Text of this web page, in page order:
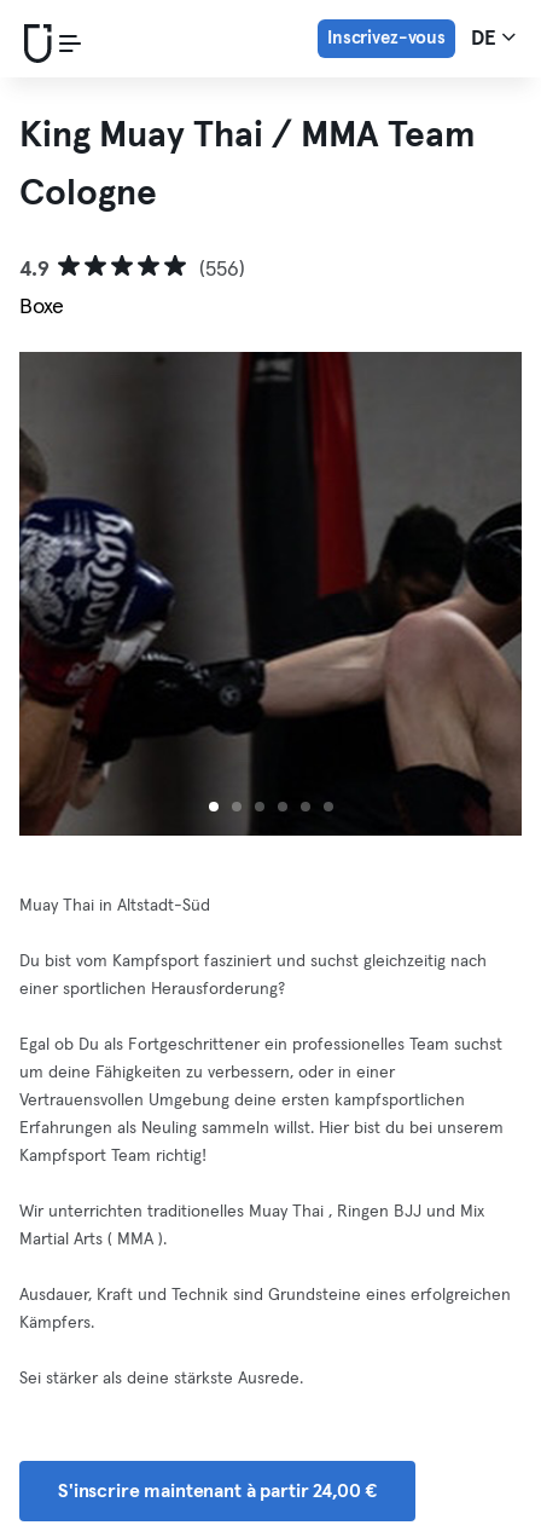
Inscrivez-vous DE
King Muay Thai / MMA Team
Cologne
4.9
(556)
Boxe
Muay Thai in Altstadt-Süd
Du bist vom Kampfsport fasziniert und suchst gleichzeitig nach
einer sportlichen Herausforderung?
Egal ob Du als Fortgeschrittener ein professionelles Team suchst
um deine Fähigkeiten zu verbessern, oder in einer
Vertrauensvollen Umgebung deine ersten kampfsportlichen
Erfahrungen als Neuling sammeln willst. Hier bist du bei unserem
Kampfsport Team richtig!
Wir unterrichten traditionelles Muay Thai , Ringen BJJ und Mix
Martial Arts ( MMA ).
Ausdauer, Kraft und Technik sind Grundsteine eines erfolgreichen
Kämpfers.
Sei stärker als deine stärkste Ausrede.
S'inscrire maintenant à partir 24,00 €